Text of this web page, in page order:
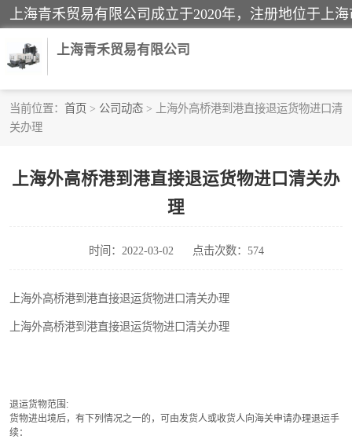
上海青禾贸易有限公司
当前位置： 首页 > 公司动态 > 上海外高桥港到港直接退运货物进口清
关办理
上海外高桥港到港直接退运货物进口清关办
理
时间：2022-03-02 点击次数：574
上海外高桥港到港直接退运货物进口清关办理
上海外高桥港到港直接退运货物进口清关办理
退运货物范围:
货物进出境后，有下列情况之一的，可由发货人或收货人向海关申请办理退运手
续：
酒类饮料报关
进口退运报关
家用电器报关
国际灯具清关